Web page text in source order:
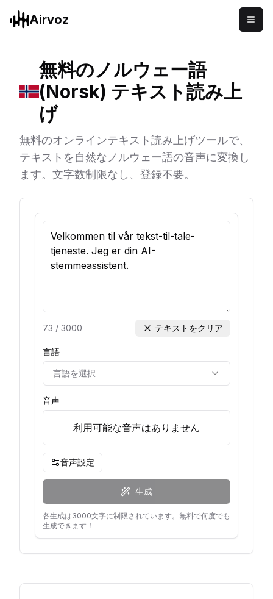
Airvoz
無料のノルウェー語
(Norsk) テキスト読み上
げ
無料のオンラインテキスト読み上げツールで、
テキストを自然なノルウェー語の音声に変換し
ます。文字数制限なし、登録不要。
73 / 3000 テキストをクリア
言語
言語を選択
音声
利用可能な音声はありません
音声設定
生成
各生成は3000文字に制限されています。無料で何度でも
生成できます！